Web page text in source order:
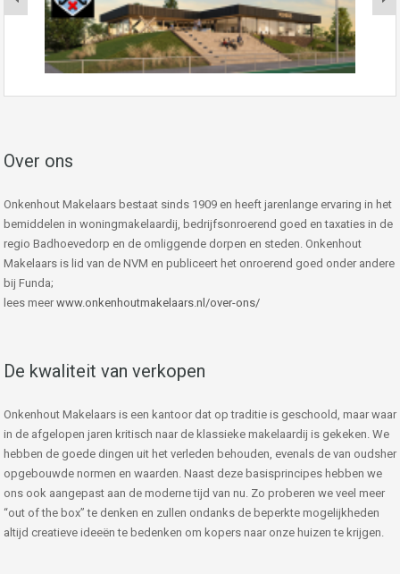
Over ons
Onkenhout Makelaars bestaat sinds 1909 en heeft jarenlange ervaring in het
bemiddelen in woningmakelaardij, bedrijfsonroerend goed en taxaties in de
regio Badhoevedorp en de omliggende dorpen en steden. Onkenhout
Makelaars is lid van de NVM en publiceert het onroerend goed onder andere
bij Funda;
lees meer www.onkenhoutmakelaars.nl/over-ons/
De kwaliteit van verkopen
Onkenhout Makelaars is een kantoor dat op traditie is geschoold, maar waar
in de afgelopen jaren kritisch naar de klassieke makelaardij is gekeken. We
hebben de goede dingen uit het verleden behouden, evenals de van oudsher
opgebouwde normen en waarden. Naast deze basisprincipes hebben we
ons ook aangepast aan de moderne tijd van nu. Zo proberen we veel meer
“out of the box” te denken en zullen ondanks de beperkte mogelijkheden
altijd creatieve ideeën te bedenken om kopers naar onze huizen te krijgen.